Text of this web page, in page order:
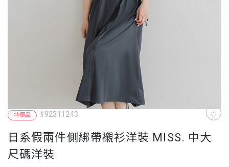
特價品 #92311243
日系假兩件側綁帶襯衫洋裝 MISS. 中大
尺碼洋裝